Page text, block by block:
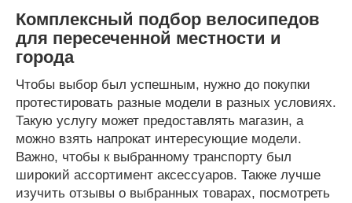
Комплексный подбор велосипедов
для пересеченной местности и
города
Чтобы выбор был успешным, нужно до покупки
протестировать разные модели в разных условиях.
Такую услугу может предоставлять магазин, а
можно взять напрокат интересующие модели.
Важно, чтобы к выбранному транспорту был
широкий ассортимент аксессуаров. Также лучше
изучить отзывы о выбранных товарах, посмотреть